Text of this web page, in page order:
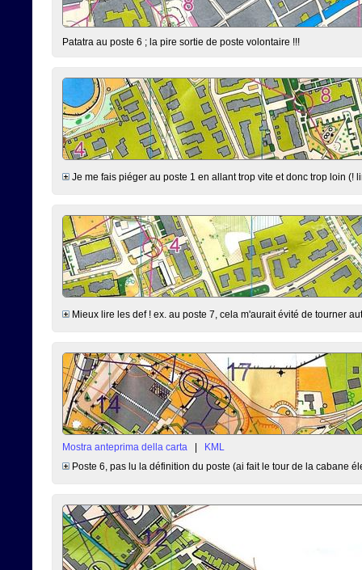
Patatra au poste 6 ; la pire sortie de poste volontaire !!!
Je me fais piéger au poste 1 en allant trop vite et donc trop loin (!
Mieux lire les def ! ex. au poste 7, cela m'aurait évité de tourner
Mostra anteprima della carta |
KML
Poste 6, pas lu la définition du poste (ai fait le tour de la cabane